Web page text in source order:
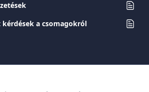
a csomagokról